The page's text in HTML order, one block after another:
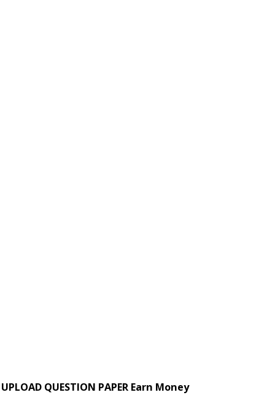
UPLOAD QUESTION PAPER Earn Money